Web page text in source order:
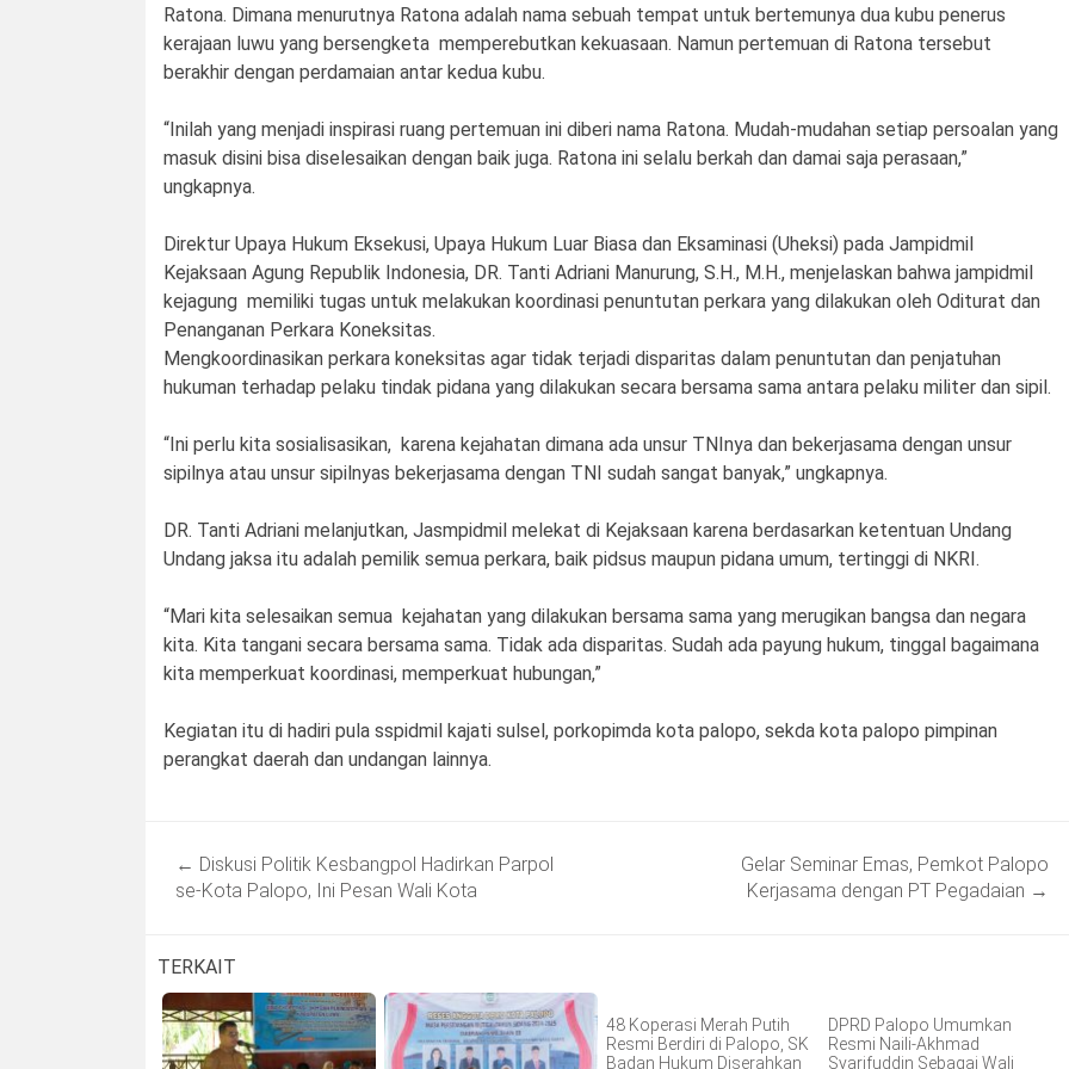
Ratona. Dimana menurutnya Ratona adalah nama sebuah tempat untuk bertemunya dua kubu penerus
kerajaan luwu yang bersengketa memperebutkan kekuasaan. Namun pertemuan di Ratona tersebut
berakhir dengan perdamaian antar kedua kubu.
“Inilah yang menjadi inspirasi ruang pertemuan ini diberi nama Ratona. Mudah-mudahan setiap persoalan yang
masuk disini bisa diselesaikan dengan baik juga. Ratona ini selalu berkah dan damai saja perasaan,”
ungkapnya.
Direktur Upaya Hukum Eksekusi, Upaya Hukum Luar Biasa dan Eksaminasi (Uheksi) pada Jampidmil
Kejaksaan Agung Republik Indonesia, DR. Tanti Adriani Manurung, S.H., M.H., menjelaskan bahwa jampidmil
kejagung memiliki tugas untuk melakukan koordinasi penuntutan perkara yang dilakukan oleh Oditurat dan
Penanganan Perkara Koneksitas.
Mengkoordinasikan perkara koneksitas agar tidak terjadi disparitas dalam penuntutan dan penjatuhan
hukuman terhadap pelaku tindak pidana yang dilakukan secara bersama sama antara pelaku militer dan sipil.
“Ini perlu kita sosialisasikan, karena kejahatan dimana ada unsur TNInya dan bekerjasama dengan unsur
sipilnya atau unsur sipilnyas bekerjasama dengan TNI sudah sangat banyak,” ungkapnya.
DR. Tanti Adriani melanjutkan, Jasmpidmil melekat di Kejaksaan karena berdasarkan ketentuan Undang
Undang jaksa itu adalah pemilik semua perkara, baik pidsus maupun pidana umum, tertinggi di NKRI.
“Mari kita selesaikan semua kejahatan yang dilakukan bersama sama yang merugikan bangsa dan negara
kita. Kita tangani secara bersama sama. Tidak ada disparitas. Sudah ada payung hukum, tinggal bagaimana
kita memperkuat koordinasi, memperkuat hubungan,”
Kegiatan itu di hadiri pula sspidmil kajati sulsel, porkopimda kota palopo, sekda kota palopo pimpinan
perangkat daerah dan undangan lainnya.
navigation
← Diskusi Politik Kesbangpol Hadirkan Parpol
se-Kota Palopo, Ini Pesan Wali Kota
Gelar Seminar Emas, Pemkot Palopo
Kerjasama dengan PT Pegadaian →
TERKAIT
48 Koperasi Merah Putih
Resmi Berdiri di Palopo, SK
Badan Hukum Diserahkan
DPRD Palopo Umumkan
Resmi Naili-Akhmad
Syarifuddin Sebagai Wali